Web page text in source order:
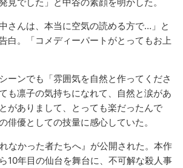
さんは、本当に空気の読める方で…」と
白。「コメディーパートがとってもお上
ーンでも「雰囲気を自然と作ってくださ
も凛子の気持ちになれて、自然と涙があ
がありまして、とっても楽だったんで
俳優としての技量に感心していた。
なかった者たちへ』が公開された。本作
10年目の仙台を舞台に、不可解な殺人事